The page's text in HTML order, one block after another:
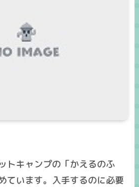
トキャンプの「かえるのふ
ています。入手するのに必要